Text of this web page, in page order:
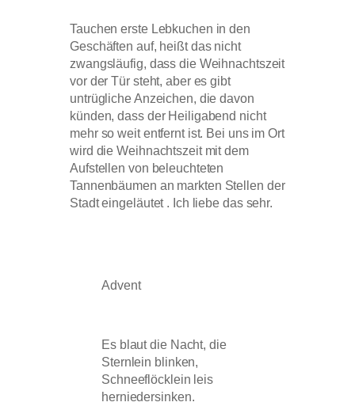
Tauchen erste Lebkuchen in den
Geschäften auf, heißt das nicht
zwangsläufig, dass die Weihnachtszeit
vor der Tür steht, aber es gibt
untrügliche Anzeichen, die davon
künden, dass der Heiligabend nicht
mehr so weit entfernt ist. Bei uns im Ort
wird die Weihnachtszeit mit dem
Aufstellen von beleuchteten
Tannenbäumen an markten Stellen der
Stadt eingeläutet . Ich liebe das sehr.
Advent
Es blaut die Nacht, die
Sternlein blinken,
Schneeflöcklein leis
herniedersinken.